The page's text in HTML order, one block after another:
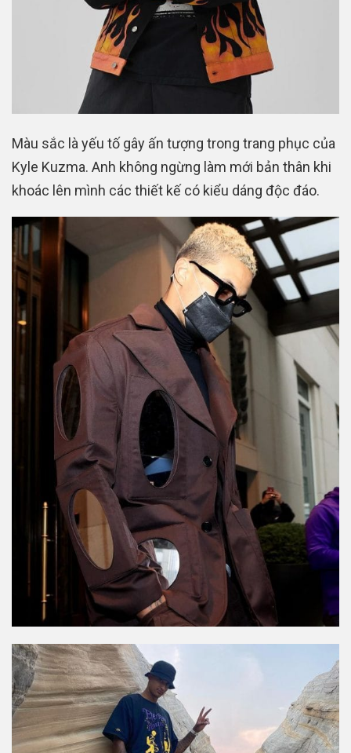
Màu sắc là yếu tố gây ấn tượng trong trang phục của
Kyle Kuzma. Anh không ngừng làm mới bản thân khi
khoác lên mình các thiết kế có kiểu dáng độc đáo.